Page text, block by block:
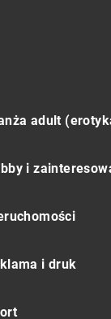
adult
i
i druk